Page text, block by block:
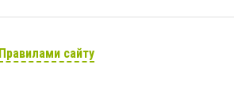
Правилами сайту